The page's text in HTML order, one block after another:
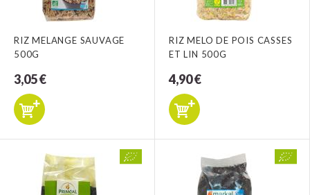
RIZ MELANGE SAUVAGE
500G
3,05 €
RIZ MELO DE POIS CASSES
ET LIN 500G
4,90 €